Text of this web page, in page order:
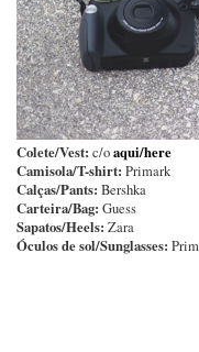
Colete/Vest: c/oaqui/here
Camisola/T-shirt: Primark
Calças/Pants: Bershka
Carteira/Bag: Guess
Sapatos/Heels: Zara
Óculos de sol/Sunglasses: